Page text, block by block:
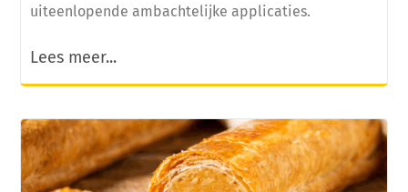
uiteenlopende ambachtelijke applicaties.
Lees meer...